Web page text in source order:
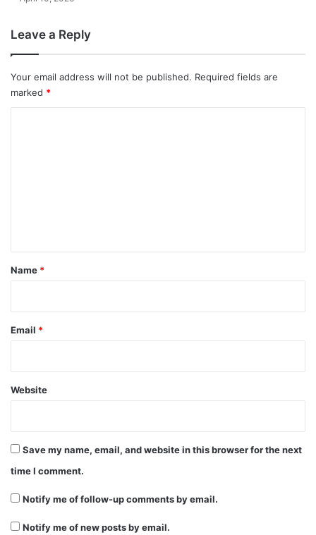
Leave a Reply
Your email address will not be published. Required fields are
marked *
*
Name *
Email *
Website
Save my name, email, and website in this browser for the next
time I comment.
Notify me of follow-up comments by email.
Notify me of new posts by email.